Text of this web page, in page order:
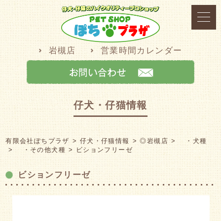
岩槻店 営業時間カレンダー
仔犬・仔猫情報
有限会社ぽちプラザ 仔犬・仔猫情報 ◎岩槻店
・犬種
・その他犬種
ビションフリーゼ
ビションフリーゼ